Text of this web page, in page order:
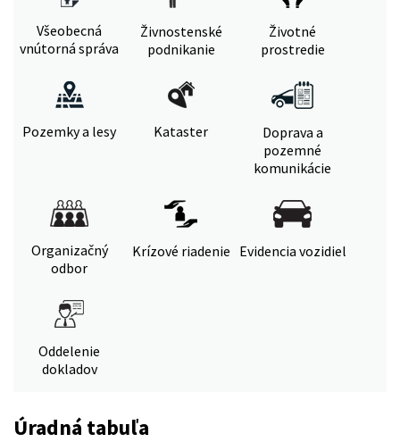
Všeobecná
vnútorná správa
Živnostenské
podnikanie
Životné
prostredie
Pozemky a lesy Kataster
Doprava a
pozemné
komunikácie
Organizačný
odbor
Krízové riadenie Evidencia vozidiel
Oddelenie
dokladov
Úradná tabuľa